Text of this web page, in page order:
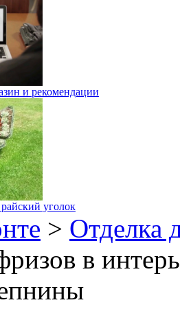
и рекомендации
уголок
> Отделка
в